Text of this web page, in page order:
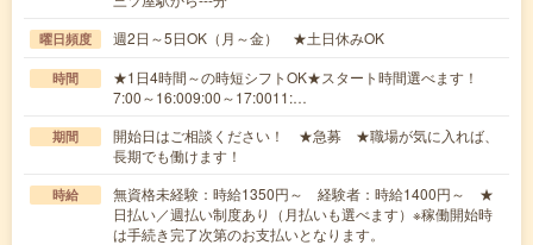
曜日頻度 週2日～5日OK（月～金） ★土日休みOK
時間
★1日4時間～の時短シフトOK★スタート時間選べます！
7:00～16:009:00～17:0011:…
期間
開始日はご相談ください！ ★急募 ★職場が気に入れば、
長期でも働けます！
時給
無資格未経験：時給1350円～ 経験者：時給1400円～ ★
日払い／週払い制度あり（月払いも選べます）※稼働開始時
は手続き完了次第のお支払いとなります。